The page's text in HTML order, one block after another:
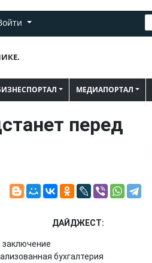
МЕДИАПОРТАЛ
перед
ДАЙДЖЕСТ:
заключение
бухгалтерия